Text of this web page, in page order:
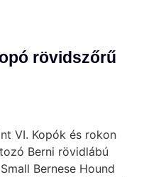
rövidszőrű
VI. Kopók és rokon
Berni rövidlábú
Bernese Hound